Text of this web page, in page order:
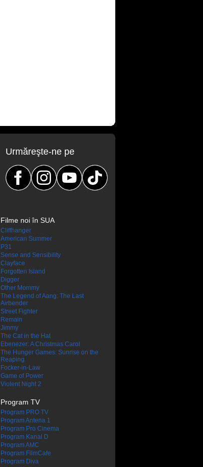
Urmăreşte-ne pe
Filme noi în SUA
Cliffhanger
American Summer
P31
Sense and Sensibility
Clayface
Forgotten Island
Digger
Other Mommy
The Legend of Aang: The Last
Airbender
Street Fighter
Remain
Jimmy
The Cat in the Hat
Ebenezer: A Christmas Carol
The Hunger Games: Sunrise on the
Reaping
Focker-in-Law
Game of Power
Violent Night 2
Program TV
Program PRO TV
Program Antena 1
Program Pro Cinema
Program Kanal D
Program AMC
Program FilmCafe
Program Diva